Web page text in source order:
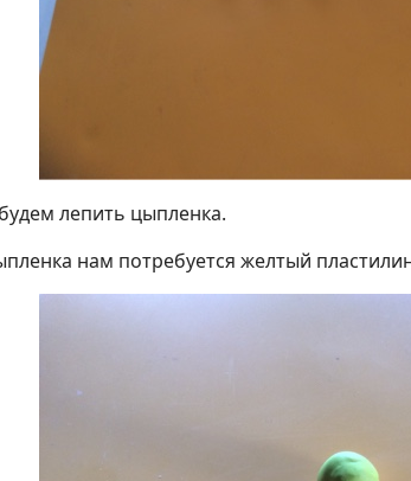
лепить цыпленка.
нам потребуется желтый